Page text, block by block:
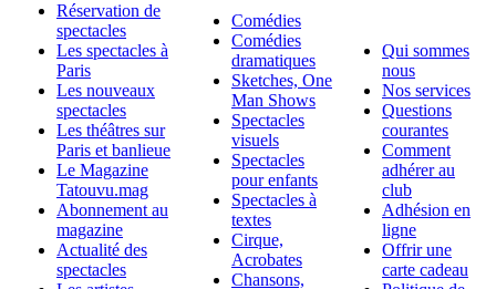
Réservation de
spectacles
Les spectacles à
Paris
Les nouveaux
spectacles
Les théâtres sur
Paris et banlieue
Le Magazine
Tatouvu.mag
Abonnement au
magazine
Actualité des
spectacles
Comédies
Comédies
dramatiques
Sketches, One
Man Shows
Spectacles
visuels
Spectacles
pour enfants
Spectacles à
textes
Cirque,
Acrobates
Chansons,
Qui sommes
nous
Nos services
Questions
courantes
Comment
adhérer au
club
Adhésion en
ligne
Offrir une
carte cadeau